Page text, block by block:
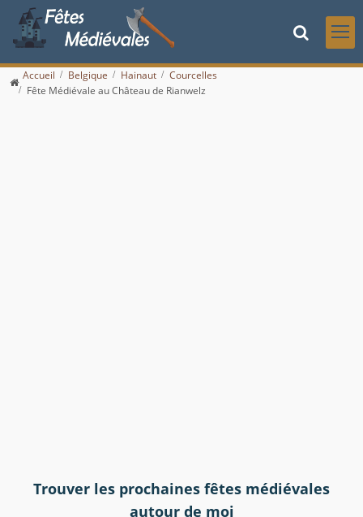
Accueil Belgique Hainaut
Courcelles
Fête Médiévale au Château de Rianwelz
Trouver les prochaines fêtes médiévales
autour de moi